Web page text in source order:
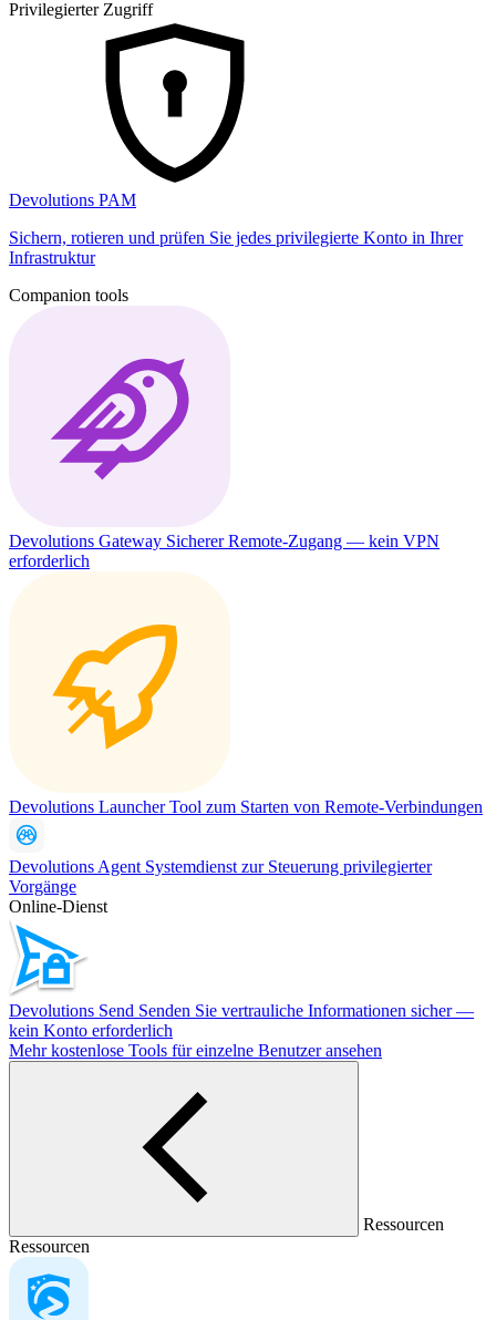
Privilegierter Zugriff
Devolutions PAM
Sichern, rotieren und prüfen Sie jedes privilegierte Konto in Ihrer
Infrastruktur
Companion tools
Devolutions Gateway Sicherer Remote-Zugang — kein VPN
erforderlich
Devolutions LauncherTool zum Starten von Remote-Verbindungen
Devolutions Agent Systemdienst zur Steuerung privilegierter
Vorgänge
Online-Dienst
Devolutions Send Senden Sie vertrauliche Informationen sicher —
kein Konto erforderlich
Mehr kostenlose Tools für einzelne Benutzer ansehen
Ressourcen
Ressourcen